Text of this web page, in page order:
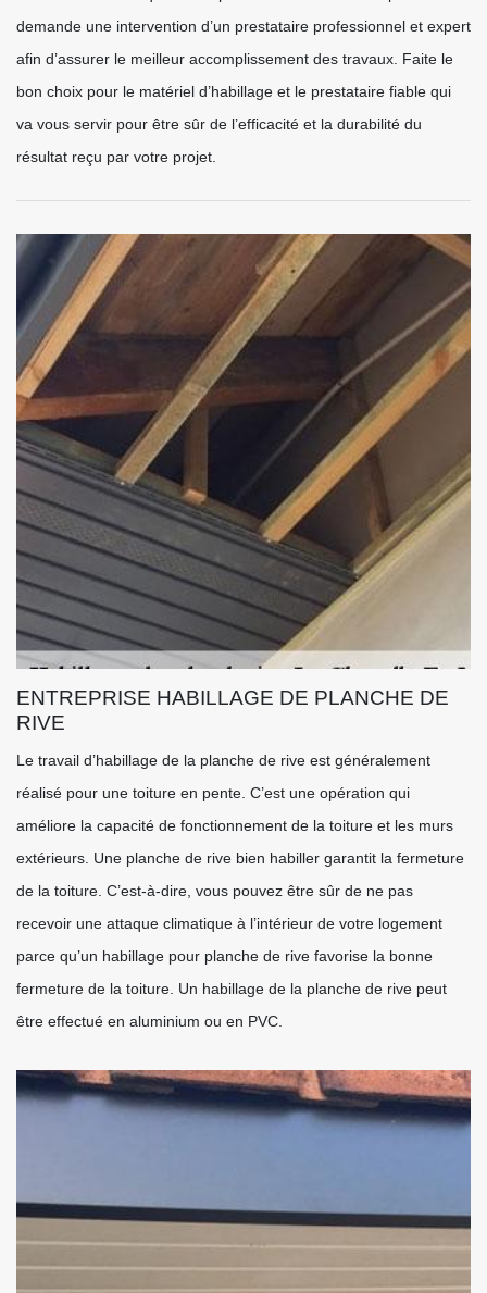
demande une intervention d’un prestataire professionnel et expert
afin d’assurer le meilleur accomplissement des travaux. Faite le
bon choix pour le matériel d’habillage et le prestataire fiable qui
va vous servir pour être sûr de l’efficacité et la durabilité du
résultat reçu par votre projet.
ENTREPRISE HABILLAGE DE PLANCHE DE
RIVE
Le travail d’habillage de la planche de rive est généralement
réalisé pour une toiture en pente. C’est une opération qui
améliore la capacité de fonctionnement de la toiture et les murs
extérieurs. Une planche de rive bien habiller garantit la fermeture
de la toiture. C’est-à-dire, vous pouvez être sûr de ne pas
recevoir une attaque climatique à l’intérieur de votre logement
parce qu’un habillage pour planche de rive favorise la bonne
fermeture de la toiture. Un habillage de la planche de rive peut
être effectué en aluminium ou en PVC.